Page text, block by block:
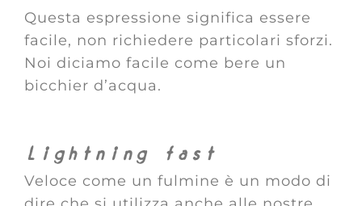
Questa espressione significa essere
facile, non richiedere particolari sforzi.
Noi diciamo facile come bere un
bicchier d’acqua.
Lightning fast
Veloce come un fulmine è un modo di